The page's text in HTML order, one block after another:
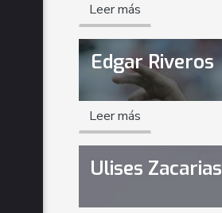
Leer más
Edgar Riveros
Leer más
Ulises Zacarias